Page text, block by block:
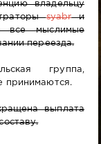
владельцу
syabrи
все мыслимые
переезда.
группа,
принимаются.
выплата